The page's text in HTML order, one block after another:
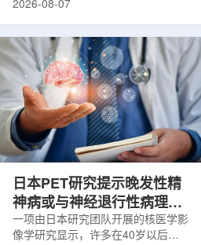
的难度明显上升。据蔚山市8月6日
消息，蔚山市已于去年3月完成质子
治疗中心建设可行性研究及基本规划
制定服务，并开始争取国家拨款。不
过，韩国保健福祉部回复称，难以单
独为蔚山市提供大型项目资金。此
前，蔚山市曾计划通过建设质子治疗
中心，构建癌症患者可在区域内完成
2026-08-07
日本PET研究提示晚发性精
神病或与神经退行性病理相
关
一项由日本研究团队开展的核医学影
像学研究显示，许多在40岁以后首